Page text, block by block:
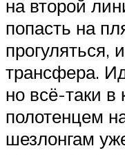
на второй
попасть на
прогуляться,
трансфера.
но всё-таки в
полотенцем
шезлонгам